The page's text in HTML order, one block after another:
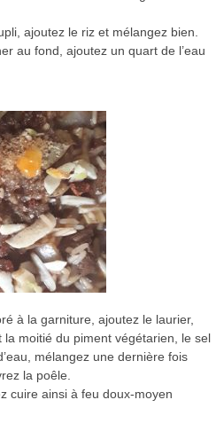
ajoutez le riz et mélangez bien.
au fond, ajoutez un quart de l’eau
à la garniture, ajoutez le laurier,
la moitié du piment végétarien, le sel
mélangez une dernière fois
la poêle.
cuire ainsi à feu doux-moyen